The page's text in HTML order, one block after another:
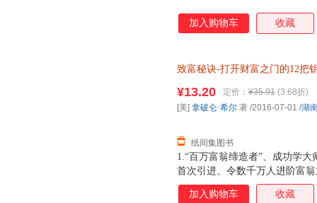
加入购物车 收藏
致富秘诀-打开财富之门的12把
1.“百万富翁缔造者”、成功学
首次引进、令数千万人进阶富
阅读的全新增订版
¥13.20 定价： ¥35.91 (3.68折)
纸间集图书
[美] 拿破仑·希尔 著 /2016-07-01 /湖
加入购物车 收藏